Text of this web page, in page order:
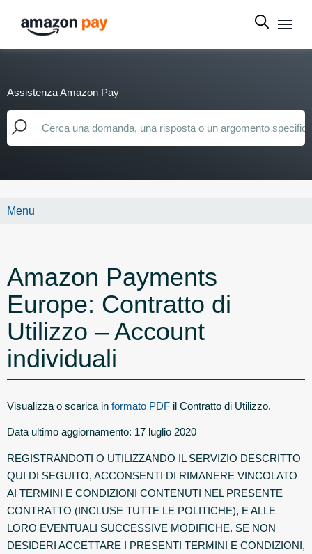
Assistenza Amazon Pay
Menu
Amazon Payments
Europe: Contratto di
Utilizzo – Account
individuali
Visualizza o scarica in formato PDF il Contratto di Utilizzo.
Data ultimo aggiornamento: 17 luglio 2020
REGISTRANDOTI O UTILIZZANDO IL SERVIZIO DESCRITTO
QUI DI SEGUITO, ACCONSENTI DI RIMANERE VINCOLATO
AI TERMINI E CONDIZIONI CONTENUTI NEL PRESENTE
CONTRATTO (INCLUSE TUTTE LE POLITICHE), E ALLE
LORO EVENTUALI SUCCESSIVE MODIFICHE. SE NON
DESIDERI ACCETTARE I PRESENTI TERMINI E CONDIZIONI,